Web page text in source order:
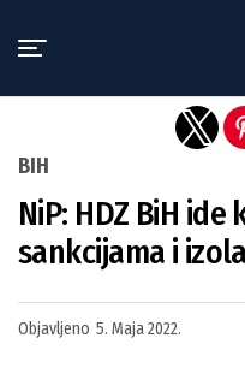
BIH
NiP: HDZ BiH
sankcijama i
Objavljeno 5. Maja 2022.